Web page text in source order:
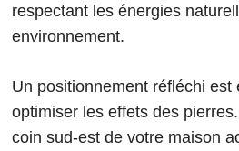
respectant les énergies
environnement.
Un positionnement réfléchi est
optimiser les effets des
coin sud-est de votre maison